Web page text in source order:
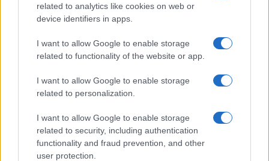
related to analytics like cookies on web or
device identifiers in apps.
I want to allow Google to enable storage
related to functionality of the website or app.
I want to allow Google to enable storage
related to personalization.
I want to allow Google to enable storage
related to security, including authentication
functionality and fraud prevention, and other
user protection.
Τριήμερο Αγ. Πνεύματος
στη Δυτική Μακεδονία: Το
θερινό τουρισμό
11 Ιουνίου 2025, 8:15 πμ
Γ. Ιατρίδης: Γέμισε
Νυμφαίο μέσα στις γιορτές
24 Ιανουαρίου 2024, 2:41 μμ
Νυμφαίο: Μάχη επιβίωσης
Γ.Ιατρίδης: Ορεινός
τουρισμός που παραπαίει
31 Ιανουαρίου 2025, 5:28 μμ
σε "Τοπική Επικαιρότητα"